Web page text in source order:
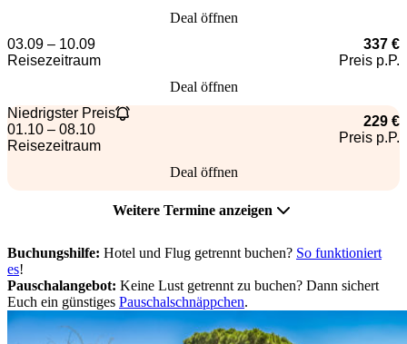
Deal öffnen
03.09 – 10.09
Reisezeitraum
337 €
Preis p.P.
Deal öffnen
Niedrigster Preis
01.10 – 08.10
Reisezeitraum
229 €
Preis p.P.
Deal öffnen
Weitere Termine anzeigen
Buchungshilfe: Hotel und Flug getrennt buchen? So funktioniert
es!
Pauschalangebot: Keine Lust getrennt zu buchen? Dann sichert
Euch ein günstiges Pauschalschnäppchen.